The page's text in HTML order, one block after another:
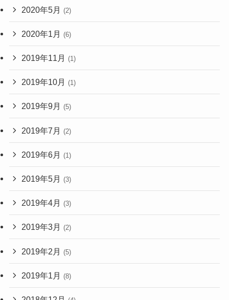
2020年5月 (2)
2020年1月 (6)
2019年11月 (1)
2019年10月 (1)
2019年9月 (5)
2019年7月 (2)
2019年6月 (1)
2019年5月 (3)
2019年4月 (3)
2019年3月 (2)
2019年2月 (5)
2019年1月 (8)